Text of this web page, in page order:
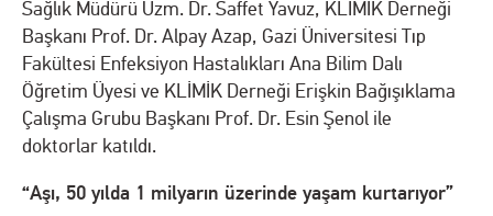
Sağlık Müdürü Uzm. Dr. Saffet Yavuz, KLİMİK Derneği
Başkanı Prof. Dr. Alpay Azap, Gazi Üniversitesi Tıp
Fakültesi Enfeksiyon Hastalıkları Ana Bilim Dalı
Öğretim Üyesi ve KLİMİK Derneği Erişkin Bağışıklama
Çalışma Grubu Başkanı Prof. Dr. Esin Şenol ile
doktorlar katıldı.
“Aşı, 50 yılda 1 milyarın üzerinde yaşam kurtarıyor”